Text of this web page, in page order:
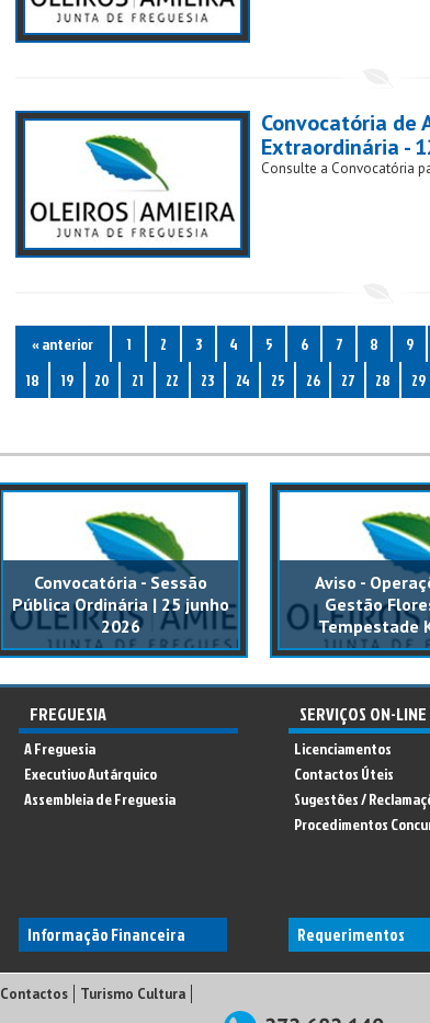
Convocatória de
Extraordinária -
Consulte a Convocatória
« anterior 1 2 3 4 5 6 7 8 9
18
19 20 21 22 23 24 25 26 27 28 29
Convocatória - Sessão
Pública Ordinária | 25 junho
2026
Aviso -
Gestão
Tempestade
FREGUESIA
A Freguesia
Executivo Autárquico
Assembleia de Freguesia
Informação Financeira
SERVIÇOS ON-LINE
Licenciamentos
Contactos Úteis
Sugestões /
Procedimentos
Requerimentos
Contactos Turismo Cultura